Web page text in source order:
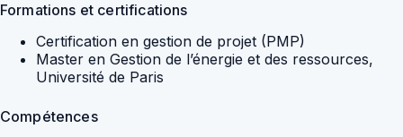
Formations et certifications
Certification en gestion de projet (PMP)
Master en Gestion de l’énergie et des ressources,
Université de Paris
Compétences